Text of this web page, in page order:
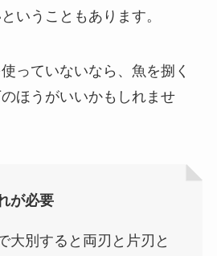
いうこともあります。
っていないなら、魚を捌く
ほうがいいかもしれませ
が必要
大別すると両刃と片刃と